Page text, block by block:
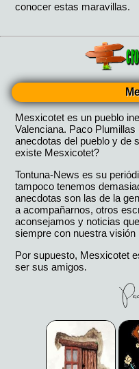
Mesxicotet es un pueblo
Valenciana. Paco
anecdotas del pueblo y de
existe Mesxicotet?
Tontuna-News es su
tampoco tenemos
anecdotas son las de la
a acompañarnos, otros
aconsejamos y noticias
siempre con nuestra visión
Por supuesto, Mesxicotet
ser sus amigos.